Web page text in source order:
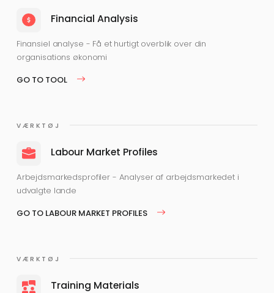
Financial Analysis
Finansiel analyse - Få et hurtigt overblik over din
organisations økonomi
GO TO TOOL
VÆRKTØJ
Labour Market Profiles
Arbejdsmarkedsprofiler - Analyser af arbejdsmarkedet i
udvalgte lande
GO TO LABOUR MARKET PROFILES
VÆRKTØJ
Training Materials